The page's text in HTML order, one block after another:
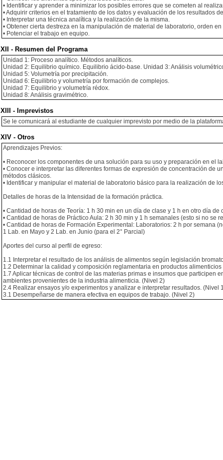
• Identificar y aprender a minimizar los posibles errores que se cometen al
• Adquirir criterios en el tratamiento de los datos y evaluación de los resultados
• Interpretar una técnica analítica y la realización de la misma.
• Obtener cierta destreza en la manipulación de material de laboratorio, orden
• Potenciar el trabajo en equipo.
XII - Resumen del Programa
Unidad 1: Proceso analítico. Métodos analíticos.
Unidad 2: Equilibrio químico. Equilibrio ácido-base. Unidad 3: Análisis
Unidad 5: Volumetría por precipitación.
Unidad 6: Equilibrio y volumetría por formación de complejos.
Unidad 7: Equilibrio y volumetría rédox.
Unidad 8: Análisis gravimétrico.
XIII - Imprevistos
Se le comunicará al estudiante de cualquier imprevisto por medio de la
XIV - Otros
Aprendizajes Previos:
• Reconocer los componentes de una solución para su uso y preparación en el
• Conocer e interpretar las diferentes formas de expresión de concentración
métodos clásicos.
• Identificar y manipular el material de laboratorio básico para la realización de
Detalles de horas de la Intensidad de la formación práctica.
• Cantidad de horas de Teoría: 1 h 30 min en un día de clase y 1 h en otro día
• Cantidad de horas de Práctico Aula: 2 h 30 min y 1 h semanales (esto si no se
• Cantidad de horas de Formación Experimental: Laboratorios: 2 h por semana
1 Lab. en Mayo y 2 Lab. en Junio (para el 2° Parcial)
Aportes del curso al perfil de egreso:
1.1 Interpretar el resultado de los análisis de alimentos según legislación
1.2 Determinar la calidad y composición reglamentaria en productos
1.7 Aplicar técnicas de control de las materias primas e insumos que
ambientes provenientes de la industria alimenticia. (Nivel 2)
2.4 Realizar ensayos y/o experimentos y analizar e interpretar resultados. (Nivel
3.1 Desempeñarse de manera efectiva en equipos de trabajo. (Nivel 2)